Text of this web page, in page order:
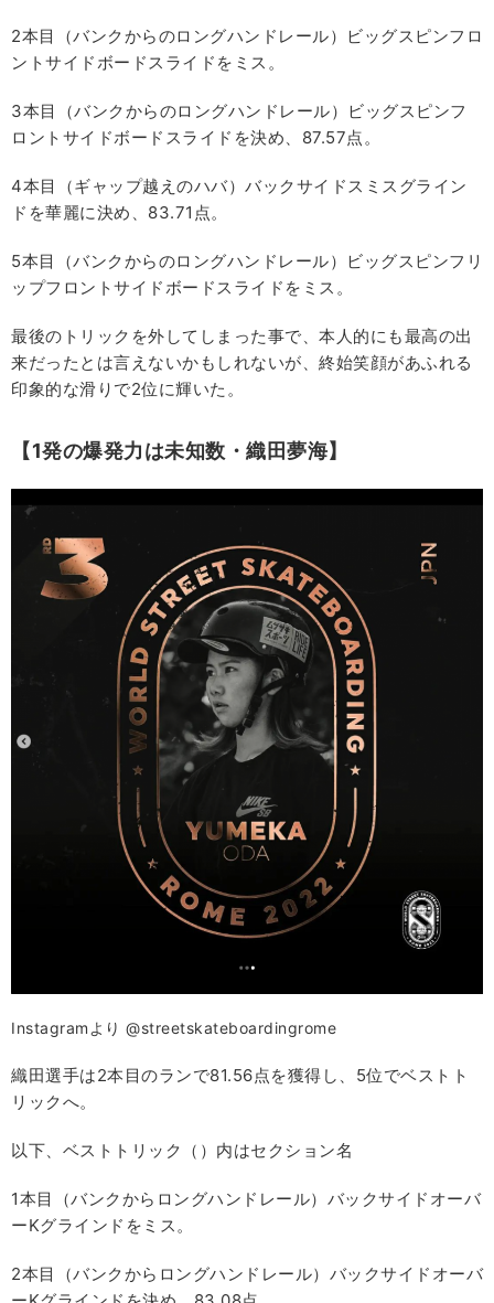
2本目（バンクからのロングハンドレール）ビッグスピンフロ
ントサイドボードスライドをミス。
3本目（バンクからのロングハンドレール）ビッグスピンフ
ロントサイドボードスライドを決め、87.57点。
4本目（ギャップ越えのハバ）バックサイドスミスグライン
ドを華麗に決め、83.71点。
5本目（バンクからのロングハンドレール）ビッグスピンフリ
ップフロントサイドボードスライドをミス。
最後のトリックを外してしまった事で、本人的にも最高の出
来だったとは言えないかもしれないが、終始笑顔があふれる
印象的な滑りで2位に輝いた。
【1発の爆発力は未知数・織田夢海】
Instagramより @streetskateboardingrome
織田選手は2本目のランで81.56点を獲得し、5位でベストト
リックへ。
以下、ベストトリック（）内はセクション名
1本目（バンクからロングハンドレール）バックサイドオーバ
ーKグラインドをミス。
2本目（バンクからロングハンドレール）バックサイドオーバ